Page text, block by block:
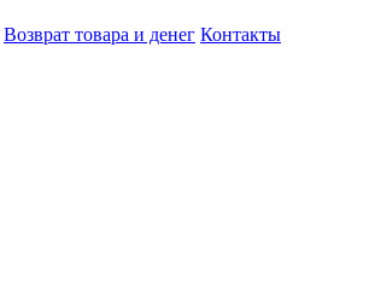
Возврат товара и денег Контакты